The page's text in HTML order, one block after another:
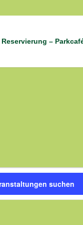
Reservierung –
suchen